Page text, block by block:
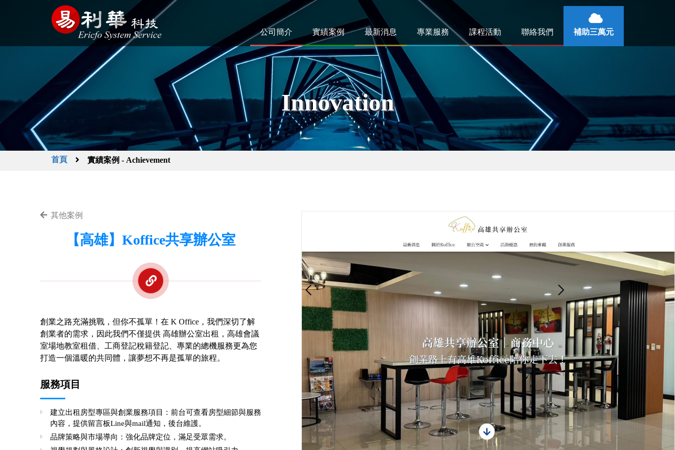
公司簡介 實績案例 最新消息 專業服務 課程活動 聯絡我們 補助三萬元
Innovation
首頁 實績案例 - Achievement
其他案例
【高雄】Koffice共享辦公室
創業之路充滿挑戰，但你不孤單！在 K Office，我們深切了解
創業者的需求，因此我們不僅提供 高雄辦公室出租，高雄會議
室場地教室租借、工商登記稅籍登記、專業的總機服務更為您
打造一個溫暖的共同體，讓夢想不再是孤單的旅程。
服務項目
建立出租房型專區與創業服務項目：前台可查看房型細節與服務
內容，提供留言板Line與mail通知，後台維護。
品牌策略與市場導向：強化品牌定位，滿足受眾需求。